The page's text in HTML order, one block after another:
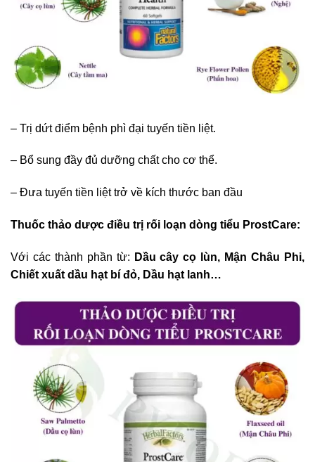
– Trị dứt điểm bệnh phì đại tuyến tiền liệt.
– Bổ sung đầy đủ dưỡng chất cho cơ thể.
– Đưa tuyến tiền liệt trở về kích thước ban đầu
Thuốc thảo dược điều trị rối loạn dòng tiểu ProstCare:
Với các thành phần từ: Dầu cây cọ lùn, Mận Châu Phi,
Chiết xuất dầu hạt bí đỏ, Dầu hạt lanh…